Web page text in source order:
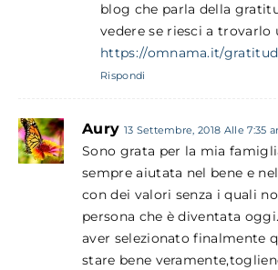
blog che parla della
vedere se riesci a trovarlo
https://omnama.it/
Rispondi
Aury 13 Settembre, 2018 Alle 7:35
Sono grata per la mia
sempre aiutata nel bene e
con dei valori senza i quali
persona che è diventata
aver selezionato finalmente
stare bene